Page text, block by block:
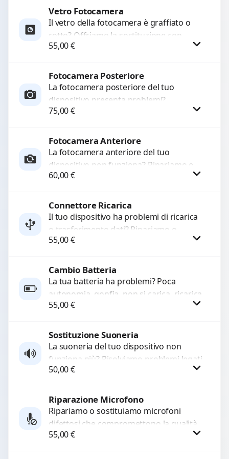
Procedi
Vetro Fotocamera
Il vetro della fotocamera è graffiato o
rotto? Offriamo la sostituzione con
ricambi di alta qualità garantiti per 3
55,00€
Procedi
Fotocamera Posteriore
La fotocamera posteriore del tuo
dispositivo presenta problemi?
Interveniamo per risolvere guasti come
funzionante,...
75,00€
Procedi
Fotocamera Anteriore
La fotocamera anteriore del tuo
dispositivo non funziona? Ripariamo o
sostituiamo fotocamere guaste con
a...
60,00€
Procedi
Connettore Ricarica
Il tuo dispositivo ha problemi di ricarica
o trasferimento dati? Ripariamo o
sostituiamo connettori di ricarica guasti,
55,00€
Procedi
Cambio Batteria
La tua batteria ha problemi? Poca
autonomia, gonfia, non si carica, ricarica
lenta o cicli di ricarica esauriti?
55,00€
Procedi
Sostituzione Suoneria
La suoneria del tuo dispositivo non
funziona più? Risolviamo problemi legati
a moduli audio difettosi con interventi
50,00€
Procedi
Riparazione Microfono
Ripariamo o sostituiamo microfoni
difettosi che compromettono la qualità
audio delle registrazioni o delle
55,00€